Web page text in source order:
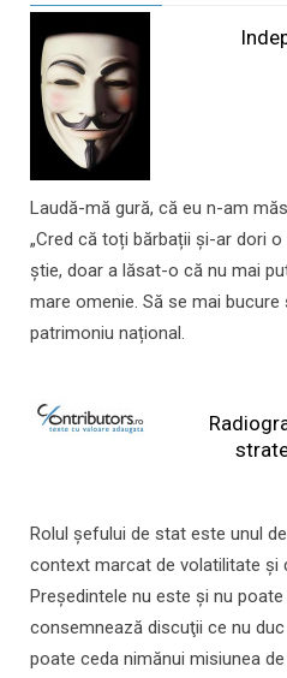
Laudă-mă gură, că eu n-am
„Cred că toți bărbații și-ar dori
știe, doar a lăsat-o că nu mai
mare omenie. Să se mai bucure
patrimoniu național.
Rolul şefului de stat este unul
context marcat de volatilitate şi
Preşedintele nu este şi nu
consemnează discuţii ce nu
poate ceda nimănui misiunea